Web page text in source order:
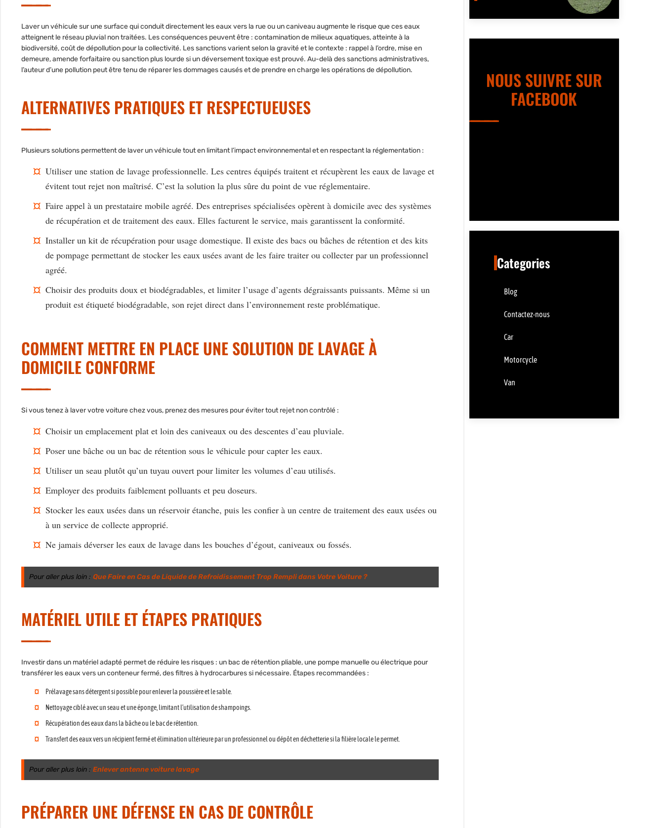
Laver un véhicule sur une surface qui conduit directement les eaux vers la rue ou un caniveau augmente le risque que ces eaux
atteignent le réseau pluvial non traitées. Les conséquences peuvent être : contamination de milieux aquatiques, atteinte à la
biodiversité, coût de dépollution pour la collectivité. Les sanctions varient selon la gravité et le contexte : rappel à l’ordre, mise en
demeure, amende forfaitaire ou sanction plus lourde si un déversement toxique est prouvé. Au-delà des sanctions administratives,
l’auteur d’une pollution peut être tenu de réparer les dommages causés et de prendre en charge les opérations de dépollution.
ALTERNATIVES PRATIQUES ET RESPECTUEUSES
Plusieurs solutions permettent de laver un véhicule tout en limitant l’impact environnemental et en respectant la réglementation :
Utiliser une station de lavage professionnelle. Les centres équipés traitent et récupèrent les eaux de lavage et
évitent tout rejet non maîtrisé. C’est la solution la plus sûre du point de vue réglementaire.
Faire appel à un prestataire mobile agréé. Des entreprises spécialisées opèrent à domicile avec des systèmes
de récupération et de traitement des eaux. Elles facturent le service, mais garantissent la conformité.
Installer un kit de récupération pour usage domestique. Il existe des bacs ou bâches de rétention et des kits
de pompage permettant de stocker les eaux usées avant de les faire traiter ou collecter par un professionnel
agréé.
Choisir des produits doux et biodégradables, et limiter l’usage d’agents dégraissants puissants. Même si un
produit est étiqueté biodégradable, son rejet direct dans l’environnement reste problématique.
COMMENT METTRE EN PLACE UNE SOLUTION DE LAVAGE À
DOMICILE CONFORME
Si vous tenez à laver votre voiture chez vous, prenez des mesures pour éviter tout rejet non contrôlé :
Choisir un emplacement plat et loin des caniveaux ou des descentes d’eau pluviale.
Poser une bâche ou un bac de rétention sous le véhicule pour capter les eaux.
Utiliser un seau plutôt qu’un tuyau ouvert pour limiter les volumes d’eau utilisés.
Employer des produits faiblement polluants et peu doseurs.
Stocker les eaux usées dans un réservoir étanche, puis les confier à un centre de traitement des eaux usées ou
à un service de collecte approprié.
Ne jamais déverser les eaux de lavage dans les bouches d’égout, caniveaux ou fossés.
Pour aller plus loin : Que Faire en Cas de Liquide de Refroidissement Trop Rempli dans Votre Voiture ?
MATÉRIEL UTILE ET ÉTAPES PRATIQUES
Investir dans un matériel adapté permet de réduire les risques : un bac de rétention pliable, une pompe manuelle ou électrique pour
transférer les eaux vers un conteneur fermé, des filtres à hydrocarbures si nécessaire. Étapes recommandées :
Prélavage sans détergent si possible pour enlever la poussière et le sable.
Nettoyage ciblé avec un seau et une éponge, limitant l’utilisation de shampoings.
Récupération des eaux dans la bâche ou le bac de rétention.
Transfert des eaux vers un récipient fermé et élimination ultérieure par un professionnel ou dépôt en déchetterie si la filière locale le permet.
Pour aller plus loin : Enlever antenne voiture lavage
PRÉPARER UNE DÉFENSE EN CAS DE CONTRÔLE
NOUS SUIVRE SUR
FACEBOOK
Categories
Blog
Contactez-nous
Car
Motorcycle
Van